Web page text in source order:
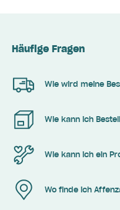
Häufige Fragen
Wie wird meine
Wie kann ich
Wie kann ich ein
Wo finde ich